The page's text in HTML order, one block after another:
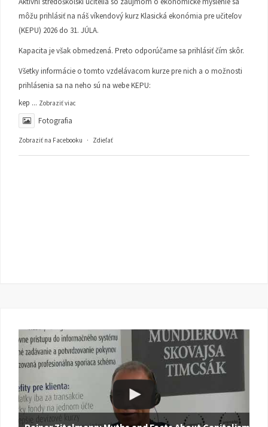
môžu prihlásiť na náš víkendový kurz Klasická ekonómia pre učiteľov
(KEPU) 2026 do 31. JÚLA.
Kapacita je však obmedzená. Preto odporúčame sa prihlásiť čím skôr.
Všetky informácie o tomto vzdelávacom kurze pre nich a o možnosti
prihlásenia sa na neho sú na webe KEPU:
kep ... Zobraziť viac
Fotografia
Zobraziť na Facebooku · Zdieľať